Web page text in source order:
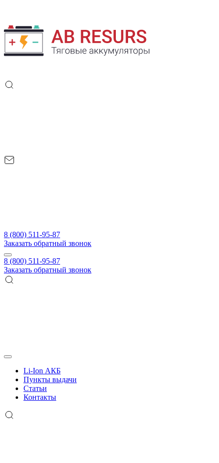
8 (800) 511-95-87
Заказать обратный звонок
8 (800) 511-95-87
Заказать обратный звонок
Li-Ion АКБ
Пункты выдачи
Статьи
Контакты